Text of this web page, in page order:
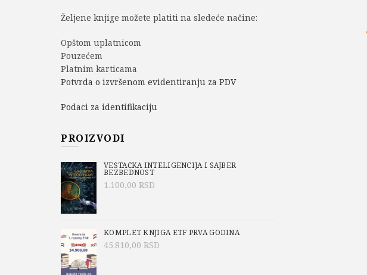
Željene knjige možete platiti na sledeće načine:
Opštom uplatnicom
Pouzećem
Platnim karticama
Potvrda o izvršenom evidentiranju za PDV
Podaci za identifikaciju
PROIZVODI
VEŠTAČKA INTELIGENCIJA I SAJBER
BEZBEDNOST
1.100,00 RSD
KOMPLET KNJIGA ETF PRVA GODINA
45.810,00 RSD